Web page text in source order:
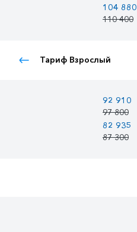
104 880
110 400
Тариф Взрослый
92 910
97 800
82 935
87 300